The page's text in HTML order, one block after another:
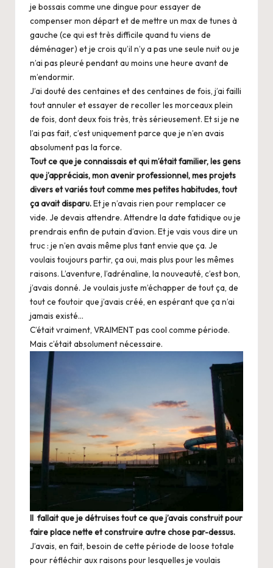
je bossais comme une dingue pour essayer de
compenser mon départ et de mettre un max de tunes à
gauche (ce qui est très difficile quand tu viens de
déménager) et je crois qu’il n’y a pas une seule nuit ou je
n’ai pas pleuré pendant au moins une heure avant de
m’endormir.
J’ai douté des centaines et des centaines de fois, j’ai failli
tout annuler et essayer de recoller les morceaux plein
de fois, dont deux fois très, très sérieusement. Et si je ne
l’ai pas fait, c’est uniquement parce que je n’en avais
absolument pas la force.
Tout ce que je connaissais et qui m’était familier, les gens
que j’appréciais, mon avenir professionnel, mes projets
divers et variés tout comme mes petites habitudes, tout
ça avait disparu.Et je n’avais rien pour remplacer ce
vide. Je devais attendre. Attendre la date fatidique ou je
prendrais enfin de putain d’avion. Et je vais vous dire un
truc : je n’en avais même plus tant envie que ça. Je
voulais toujours partir, ça oui, mais plus pour les mêmes
raisons. L’aventure, l’adrénaline, la nouveauté, c’est bon,
j’avais donné. Je voulais juste m’échapper de tout ça, de
tout ce foutoir que j’avais créé, en espérant que ça n’ai
jamais existé…
C’était vraiment, VRAIMENT pas cool comme période.
Mais c’était absolument nécessaire.
Il fallait que je détruises tout ce que j’avais construit pour
faire place nette et construire autre chose par-dessus.
J’avais, en fait, besoin de cette période de loose totale
pour réfléchir aux raisons pour lesquelles je voulais